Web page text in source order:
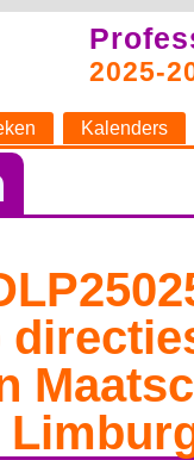
2025-
Kalenders